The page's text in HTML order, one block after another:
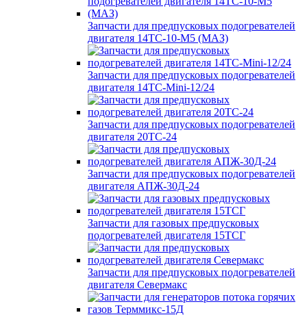
Запчасти для предпусковых подогревателей
двигателя 14ТС-10-М5 (МАЗ)
Запчасти для предпусковых подогревателей
двигателя 14ТС-Mini-12/24
Запчасти для предпусковых подогревателей
двигателя 20ТС-24
Запчасти для предпусковых подогревателей
двигателя АПЖ-30Д-24
Запчасти для газовых предпусковых
подогревателей двигателя 15ТСГ
Запчасти для предпусковых подогревателей
двигателя Севермакс